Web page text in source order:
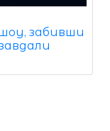
забивши